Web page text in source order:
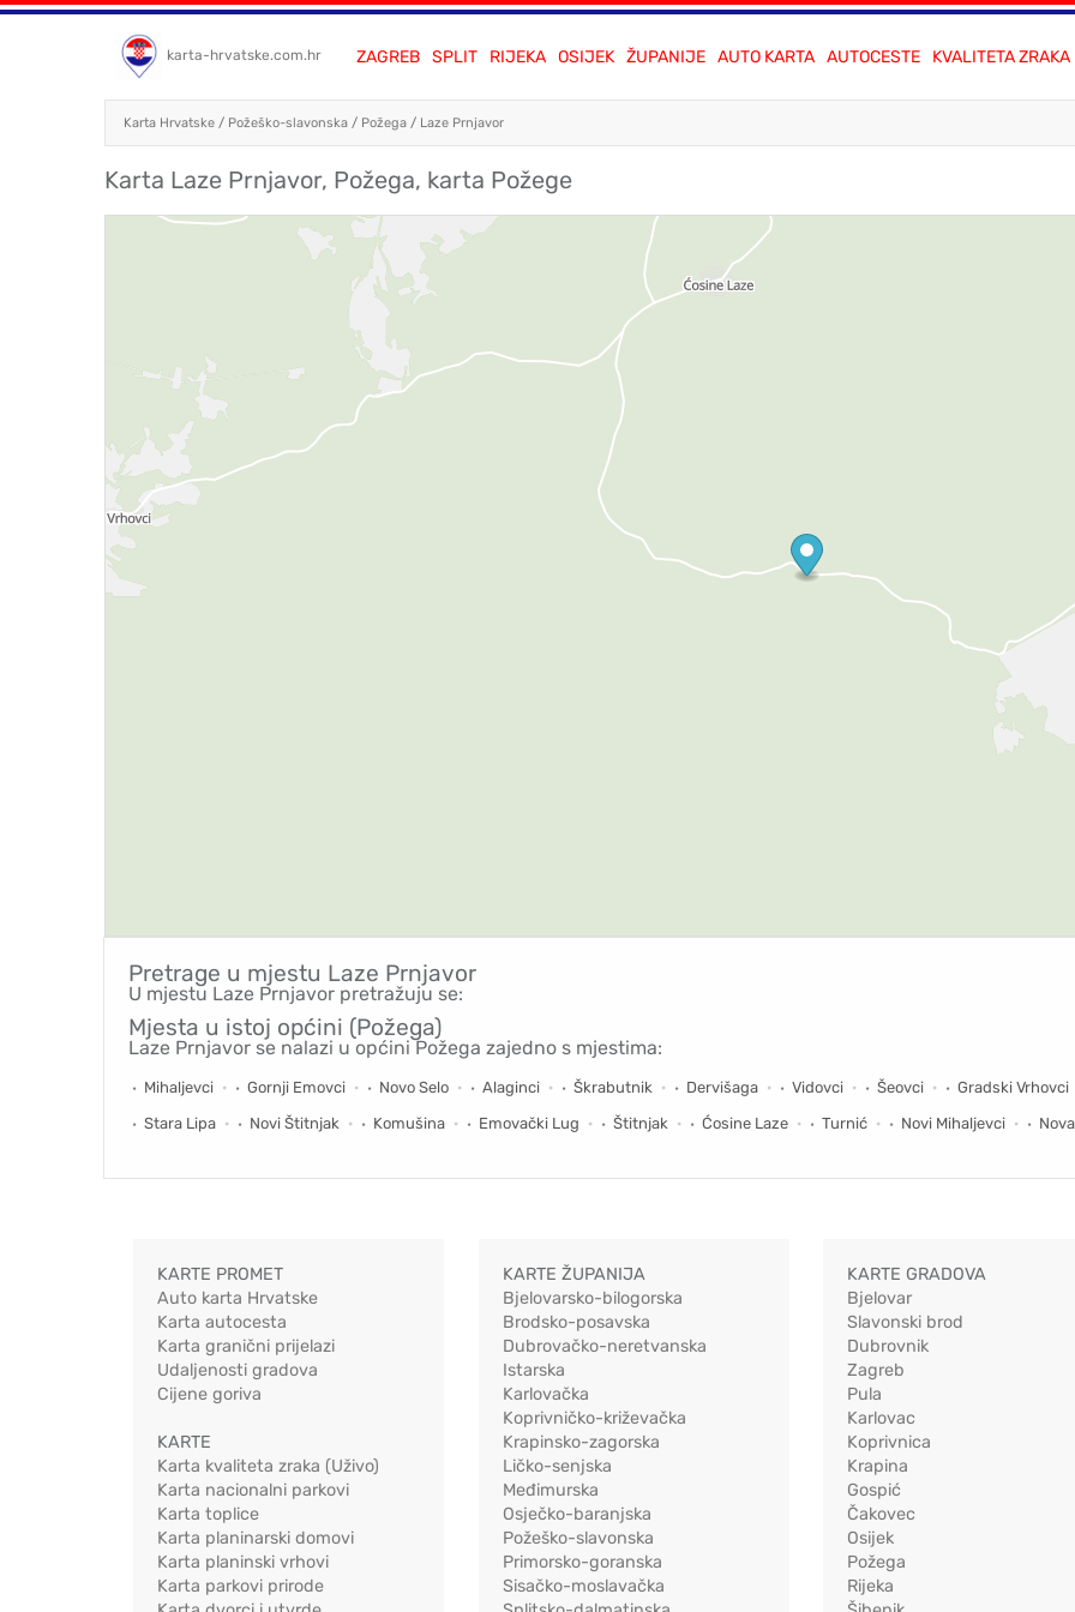
karta-hrvatske.com.hr ZAGREB SPLIT RIJEKA OSIJEK ŽUPANIJE AUTO KARTA AUTOCESTE KVALITETA ZRAKA
Karta Hrvatske / Požeško-slavonska / Požega / Laze Prnjavor
Karta Laze Prnjavor, Požega, karta Požege
Pretrage u mjestu Laze Prnjavor
U mjestu Laze Prnjavor pretražuju se:
Mjesta u istoj općini (Požega)
Laze Prnjavor se nalazi u općini Požega zajedno s mjestima:
Mihaljevci Gornji Emovci Novo Selo Alaginci Škrabutnik Dervišaga Vidovci Šeovci
Gradski Vrhovci
Stara Lipa
Novi Štitnjak Komušina Emovački Lug Štitnjak Ćosine Laze Turnić Novi Mihaljevci
KARTE PROMET
Auto karta Hrvatske
Karta autocesta
Karta granični prijelazi
Udaljenosti gradova
Cijene goriva
KARTE
Karta kvaliteta zraka (Uživo)
Karta nacionalni parkovi
Karta toplice
Karta planinarski domovi
Karta planinski vrhovi
Karta parkovi prirode
KARTE ŽUPANIJA
Bjelovarsko-bilogorska
Brodsko-posavska
Dubrovačko-neretvanska
Istarska
Karlovačka
Koprivničko-križevačka
Krapinsko-zagorska
Ličko-senjska
Međimurska
Osječko-baranjska
Požeško-slavonska
Primorsko-goranska
Sisačko-moslavačka
KARTE GRADOVA
Bjelovar
Slavonski brod
Dubrovnik
Zagreb
Pula
Karlovac
Koprivnica
Krapina
Gospić
Čakovec
Osijek
Požega
Rijeka